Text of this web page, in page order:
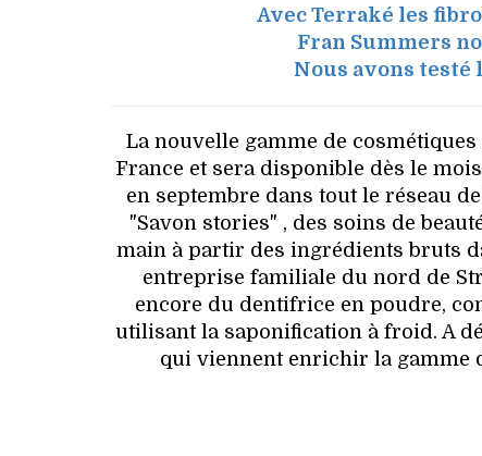
Avec Terraké les
Fran Summers
Nous avons testé
La nouvelle gamme de
France et sera disponible dès le
en septembre dans tout le réseau
"Savon stories" , des soins de
main à partir des ingrédients bruts
entreprise familiale du nord de
encore du dentifrice en poudre,
utilisant la saponification à froid. A
qui viennent enrichir la gamme